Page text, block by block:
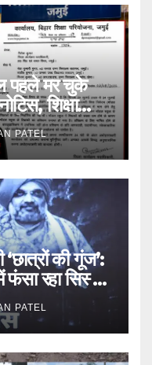
पहले मर चुके
शिक्षा
सवाल
PATEL
‘छात्रों की गूंज’:
रहा सिस्टम,
PATEL